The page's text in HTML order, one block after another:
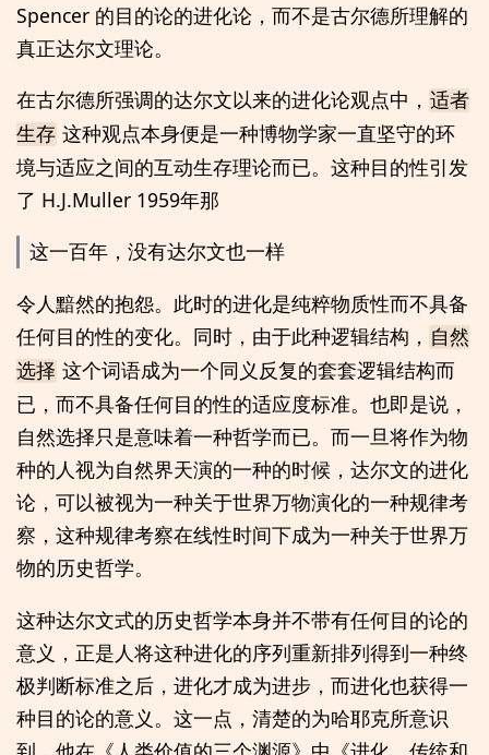
Spencer 的目的论的进化论，而不是古尔德所理解的
真正达尔文理论。
在古尔德所强调的达尔文以来的进化论观点中， 适者
生存 这种观点本身便是一种博物学家一直坚守的环
境与适应之间的互动生存理论而已。这种目的性引发
了 H.J.Muller 1959年那
这一百年，没有达尔文也一样
令人黯然的抱怨。此时的进化是纯粹物质性而不具备
任何目的性的变化。同时，由于此种逻辑结构， 自然
选择 这个词语成为一个同义反复的套套逻辑结构而
已，而不具备任何目的性的适应度标准。也即是说，
自然选择只是意味着一种哲学而已。而一旦将作为物
种的人视为自然界天演的一种的时候，达尔文的进化
论，可以被视为一种关于世界万物演化的一种规律考
察，这种规律考察在线性时间下成为一种关于世界万
物的历史哲学。
这种达尔文式的历史哲学本身并不带有任何目的论的
意义，正是人将这种进化的序列重新排列得到一种终
极判断标准之后，进化才成为进步，而进化也获得一
种目的论的意义。这一点，清楚的为哈耶克所意识